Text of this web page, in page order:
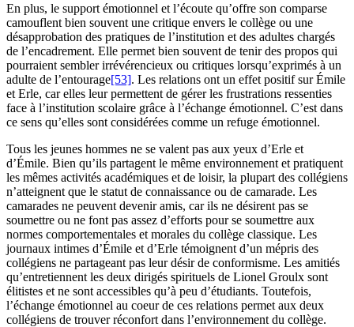
En plus, le support émotionnel et l’écoute qu’offre son comparse
camouflent bien souvent une critique envers le collège ou une
désapprobation des pratiques de l’institution et des adultes chargés
de l’encadrement. Elle permet bien souvent de tenir des propos qui
pourraient sembler irrévérencieux ou critiques lorsqu’exprimés à un
adulte de l’entourage[53]. Les relations ont un effet positif sur Émile
et Erle, car elles leur permettent de gérer les frustrations ressenties
face à l’institution scolaire grâce à l’échange émotionnel. C’est dans
ce sens qu’elles sont considérées comme un refuge émotionnel.
Tous les jeunes hommes ne se valent pas aux yeux d’Erle et
d’Émile. Bien qu’ils partagent le même environnement et pratiquent
les mêmes activités académiques et de loisir, la plupart des collégiens
n’atteignent que le statut de connaissance ou de camarade. Les
camarades ne peuvent devenir amis, car ils ne désirent pas se
soumettre ou ne font pas assez d’efforts pour se soumettre aux
normes comportementales et morales du collège classique. Les
journaux intimes d’Émile et d’Erle témoignent d’un mépris des
collégiens ne partageant pas leur désir de conformisme. Les amitiés
qu’entretiennent les deux dirigés spirituels de Lionel Groulx sont
élitistes et ne sont accessibles qu’à peu d’étudiants. Toutefois,
l’échange émotionnel au coeur de ces relations permet aux deux
collégiens de trouver réconfort dans l’environnement du collège.